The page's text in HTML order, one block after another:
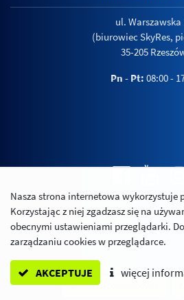
ul. Warszawska
(biurowiec SkyRes,
35-205
Pn - Pt: 08:00 -
Polityka
Relacje
ZAPYTAJ O TO MIESZKANIE
Nasza strona internetowa wykorzystuje
Korzystając z niej zgadzasz się na
obecnymi ustawieniami przeglądarki.
zarządzaniu cookies w przeglądarce.
AKCEPTUJE więcej